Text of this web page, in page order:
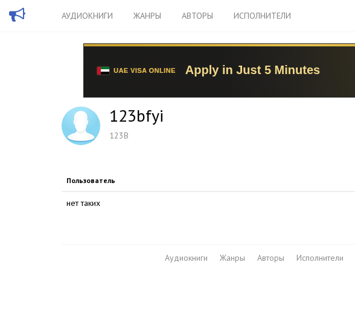
АУДИОКНИГИ ЖАНРЫ АВТОРЫ ИСПОЛНИТЕЛИ
123bfyi
123B
Пользователь
нет таких
Аудиокниги Жанры Авторы Исполнители